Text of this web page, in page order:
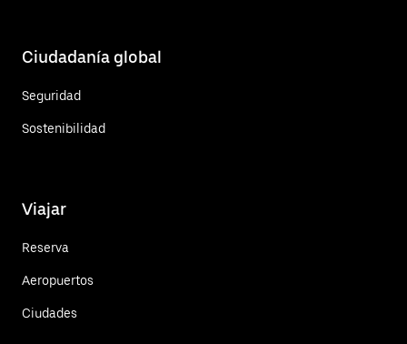
Ciudadanía global
Seguridad
Sostenibilidad
Viajar
Reserva
Aeropuertos
Ciudades